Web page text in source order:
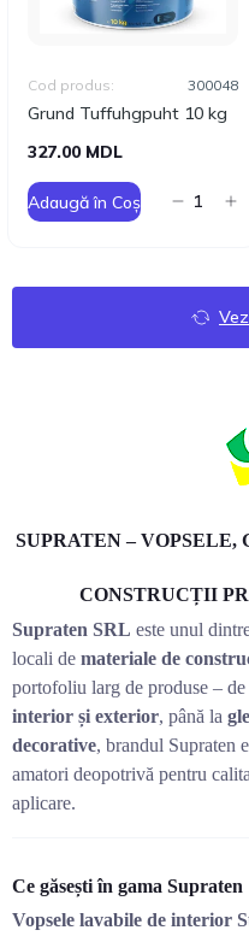
Grund Tuffuhgpuht 10 kg
Cod produs: 300048
327.00 MDL
Adaugă în Coș
SUPRATEN –
CONSTRUCȚII
Supraten SRL este unul
locali de materiale de
portofoliu larg de produse – de
interior și exterior, până la
decorative, brandul Supraten
amatori deopotrivă pentru
aplicare.
Ce găsești în gama Supraten
Vopsele lavabile de interior